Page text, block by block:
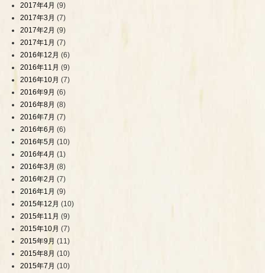
2017年4月 (9)
2017年3月 (7)
2017年2月 (9)
2017年1月 (7)
2016年12月 (6)
2016年11月 (9)
2016年10月 (7)
2016年9月 (6)
2016年8月 (8)
2016年7月 (7)
2016年6月 (6)
2016年5月 (10)
2016年4月 (1)
2016年3月 (8)
2016年2月 (7)
2016年1月 (9)
2015年12月 (10)
2015年11月 (9)
2015年10月 (7)
2015年9月 (11)
2015年8月 (10)
2015年7月 (10)